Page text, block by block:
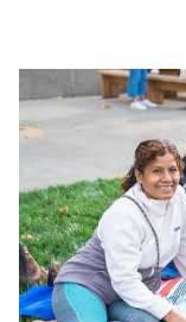
adultos!